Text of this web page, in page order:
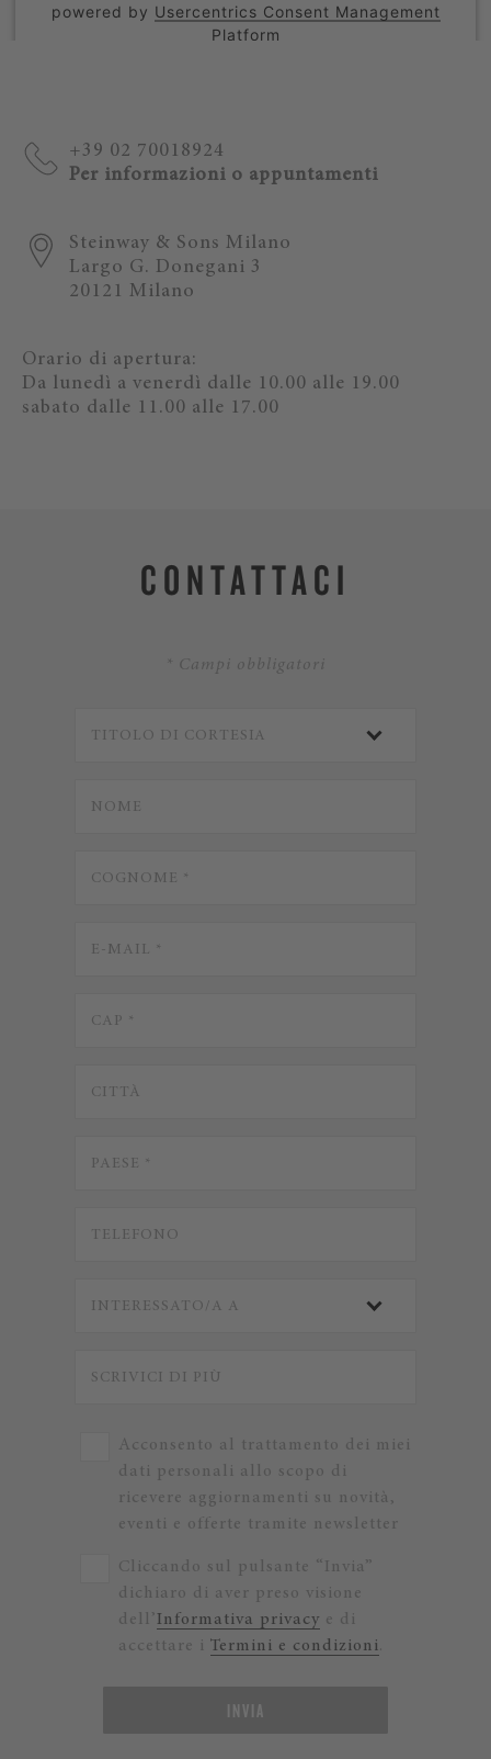
powered by Usercentrics Consent Management
Platform
+39 02 70018924
Per informazioni o appuntamenti
Steinway & Sons Milano
Largo G. Donegani 3
20121 Milano
Orario di apertura:
Da lunedì a venerdì dalle 10.00 alle 19.00
sabato dalle 11.00 alle 17.00
CONTATTACI
* Campi obbligatori
Acconsento al trattamento dei miei
dati personali allo scopo di
ricevere aggiornamenti su novità,
eventi e offerte tramite newsletter
Cliccando sul pulsante “Invia”
dichiaro di aver preso visione
dell’Informativa privacy e di
accettare i Termini e condizioni.
INVIA